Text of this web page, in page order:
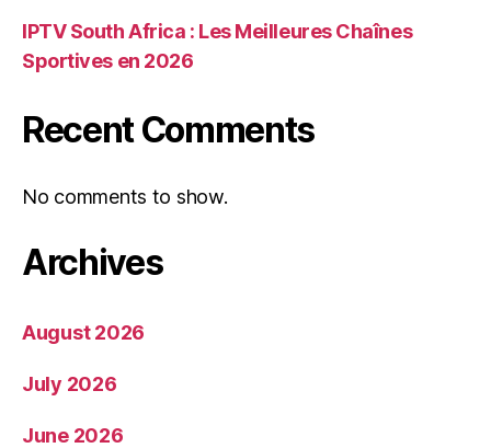
IPTV South Africa : Les Meilleures Chaînes
Sportives en 2026
Recent Comments
No comments to show.
Archives
August 2026
July 2026
June 2026